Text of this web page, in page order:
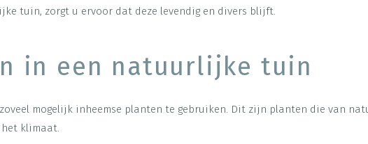
tuin, zorgt u ervoor dat deze levendig en divers blijft.
in een natuurlijke tuin
mogelijk inheemse planten te gebruiken. Dit zijn planten die van
klimaat.